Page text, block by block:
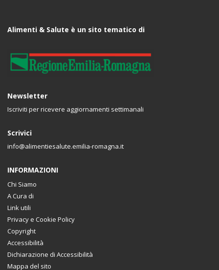
Alimenti & Salute è un sito tematico di
Newsletter
Iscriviti per ricevere aggiornamenti settimanali
Scrivici
info@alimentiesalute.emilia-romagna.it
INFORMAZIONI
Chi Siamo
A Cura di
Link utili
Privacy e Cookie Policy
Copyright
Accessibilità
Dichiarazione di Accessibilità
Mappa del sito